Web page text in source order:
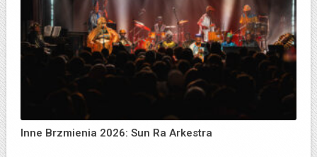
Inne Brzmienia 2026: Sun Ra Arkestra